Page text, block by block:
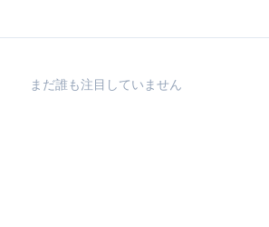
まだ誰も注目していません